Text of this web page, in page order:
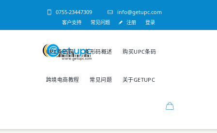
0755-23447309 info@getupc.com
客户支持 常见问题 注册 登录
UPC条码网 条形码概述 购买UPC条码
跨境电商教程 常见问题 关于GETUPC